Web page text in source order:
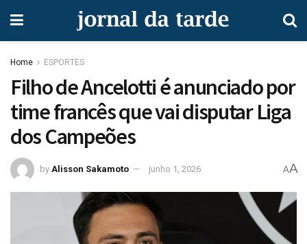
Home ESPORTES
Filho de Ancelotti é anunciado por
time francês que vai disputar Liga
dos Campeões
by Alisson Sakamoto junho 1, 2026 AA